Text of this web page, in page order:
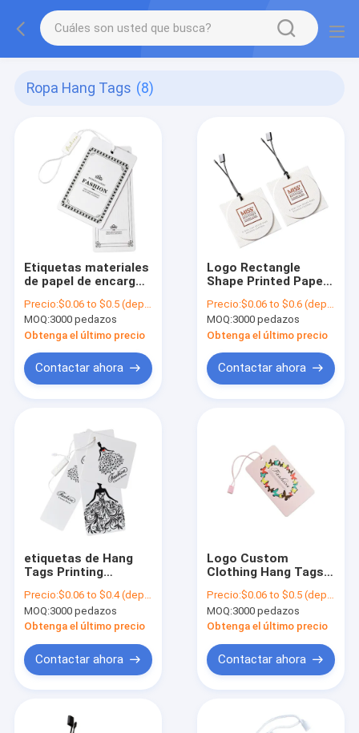
Ropa Hang Tags (8)
Etiquetas materiales
de papel de encargo
Personalised Swing
de la ropa
Precio:$0.06 to $0.5 (depends on the design and order quantity)
MOQ:3000 pedazos
Obtenga el último precio
Contactar ahora
Logo Rectangle
Shape Printed Paper
ropa con etiqueta de
encargo Hang Tags
Precio:$0.06 to $0.6 (depends on the design and order quantity)
MOQ:3000 pedazos
Obtenga el último precio
Contactar ahora
etiquetas de Hang
Tags Printing
de la ropa de 200gsm
-3000gsm
Precio:$0.06 to $0.4 (depends on the design and order quantity)
MOQ:3000 pedazos
Obtenga el último precio
Contactar ahora
Logo Custom
Clothing Hang Tags
OEM con tintas para
la mercancía
Precio:$0.06 to $0.5 (depends on the design and order quantity)
MOQ:3000 pedazos
Obtenga el último precio
Contactar ahora